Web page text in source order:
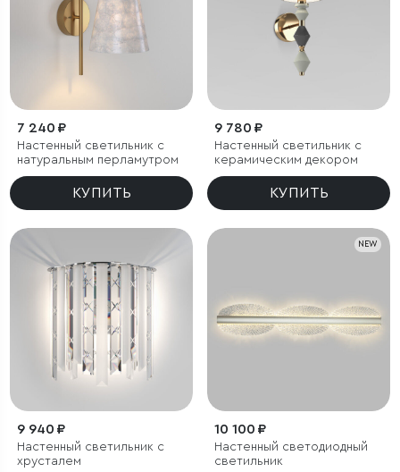
7 240 ₽
Настенный светильник с
натуральным перламутром
КУПИТЬ
9 780 ₽
Настенный светильник с
керамическим декором
КУПИТЬ
9 940 ₽
Настенный светильник с
хрусталем
NEW
10 100 ₽
Настенный светодиодный
светильник